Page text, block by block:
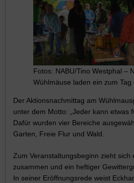
Fotos: NABU/Tino Westphal –
Wühlmäuse laden ein zum Tag
Der Aktionsnachmittag am
unter dem Motto: „Jeder kann etwas
Dafür wurden vier Bereiche
Garten, Freie Flur und Wald.
Zum Veranstaltungsbeginn zieht sich
zusammen und ein heftiger
In seiner Eröffnungsrede weist